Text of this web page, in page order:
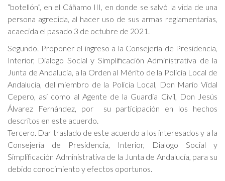
“botellón”, en el Cáñamo III, en donde se salvó la vida de una
persona agredida, al hacer uso de sus armas reglamentarias,
acaecida el pasado 3 de octubre de 2021.
Segundo. Proponer el ingreso a la Consejería de Presidencia,
Interior, Dialogo Social y Simplificación Administrativa de la
Junta de Andalucía, a la Orden al Mérito de la Policía Local de
Andalucía, del miembro de la Policía Local, Don Mario Vidal
Cepero, así como al Agente de la Guardia Civil, Don Jesús
Álvarez Fernández, por su participación en los hechos
descritos en este acuerdo.
Tercero. Dar traslado de este acuerdo a los interesados y a la
Consejería de Presidencia, Interior, Dialogo Social y
Simplificación Administrativa de la Junta de Andalucía, para su
debido conocimiento y efectos oportunos.